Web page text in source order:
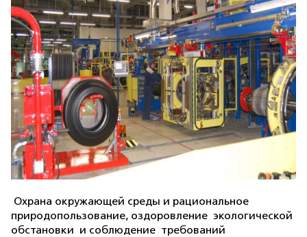
Охрана окружающей среды и рациональное
природопользование, оздоровление экологической
обстановки и соблюдение требований